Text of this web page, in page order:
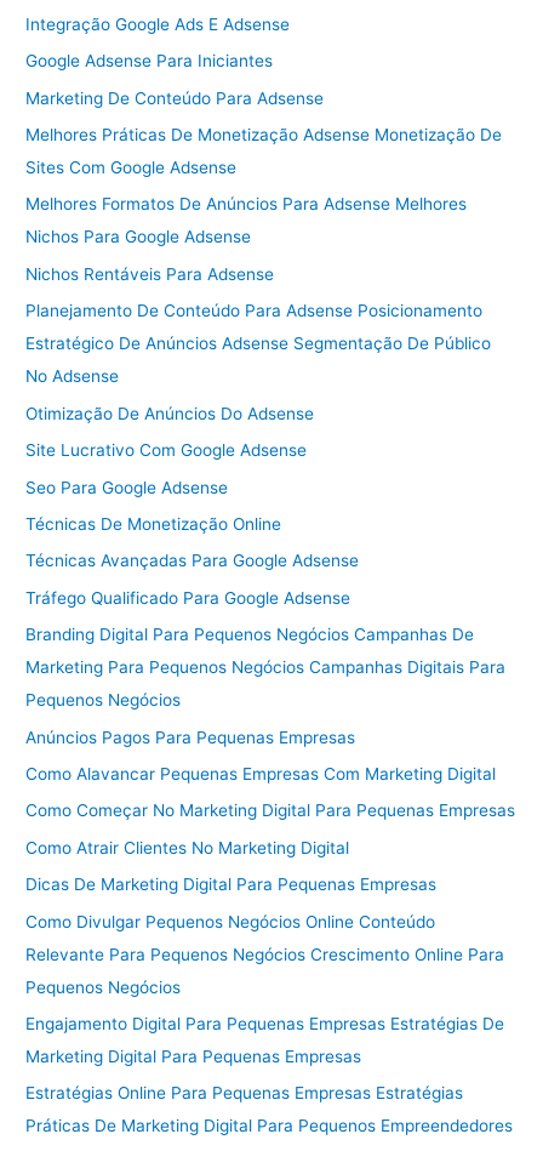
Integração Google Ads E Adsense
Google Adsense Para Iniciantes
Marketing De Conteúdo Para Adsense
Melhores Práticas De Monetização Adsense Monetização De
Sites Com Google Adsense
Melhores Formatos De Anúncios Para Adsense Melhores
Nichos Para Google Adsense
Nichos Rentáveis Para Adsense
Planejamento De Conteúdo Para Adsense Posicionamento
Estratégico De Anúncios Adsense Segmentação De Público
No Adsense
Otimização De Anúncios Do Adsense
Site Lucrativo Com Google Adsense
Seo Para Google Adsense
Técnicas De Monetização Online
Técnicas Avançadas Para Google Adsense
Tráfego Qualificado Para Google Adsense
Branding Digital Para Pequenos Negócios Campanhas De
Marketing Para Pequenos Negócios Campanhas Digitais Para
Pequenos Negócios
Anúncios Pagos Para Pequenas Empresas
Como Alavancar Pequenas Empresas Com Marketing Digital
Como Começar No Marketing Digital Para Pequenas Empresas
Como Atrair Clientes No Marketing Digital
Dicas De Marketing Digital Para Pequenas Empresas
Como Divulgar Pequenos Negócios Online Conteúdo
Relevante Para Pequenos Negócios Crescimento Online Para
Pequenos Negócios
Engajamento Digital Para Pequenas Empresas Estratégias De
Marketing Digital Para Pequenas Empresas
Estratégias Online Para Pequenas Empresas Estratégias
Práticas De Marketing Digital Para Pequenos Empreendedores